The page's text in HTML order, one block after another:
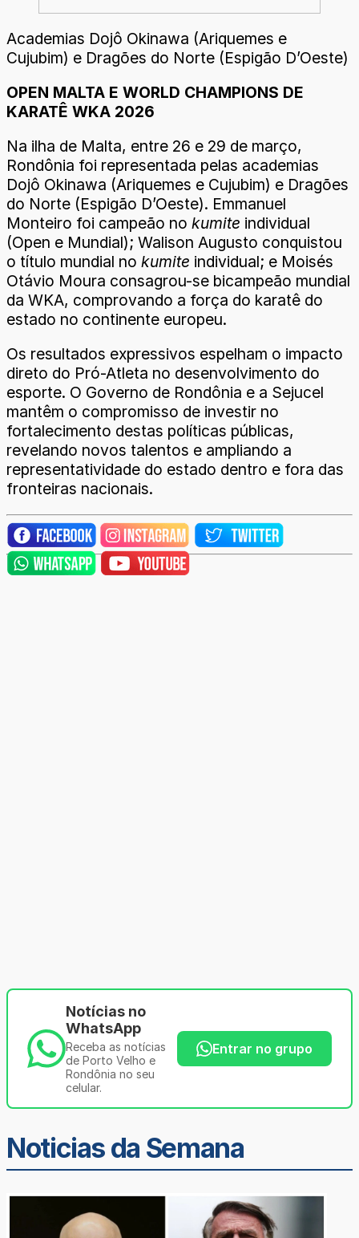
Academias Dojô Okinawa (Ariquemes e
Cujubim) e Dragões do Norte (Espigão D’Oeste)
OPEN MALTA E WORLD CHAMPIONS DE
KARATÊ WKA 2026
Na ilha de Malta, entre 26 e 29 de março,
Rondônia foi representada pelas academias
Dojô Okinawa (Ariquemes e Cujubim) e Dragões
do Norte (Espigão D’Oeste). Emmanuel
Monteiro foi campeão no kumite individual
(Open e Mundial); Walison Augusto conquistou
o título mundial no kumite individual; e Moisés
Otávio Moura consagrou-se bicampeão mundial
da WKA, comprovando a força do karatê do
estado no continente europeu.
Os resultados expressivos espelham o impacto
direto do Pró-Atleta no desenvolvimento do
esporte. O Governo de Rondônia e a Sejucel
mantêm o compromisso de investir no
fortalecimento destas políticas públicas,
revelando novos talentos e ampliando a
representatividade do estado dentro e fora das
fronteiras nacionais.
Notícias no
WhatsApp
Receba as notícias
de Porto Velho e
Rondônia no seu
celular.
Entrar no grupo
Noticias da Semana